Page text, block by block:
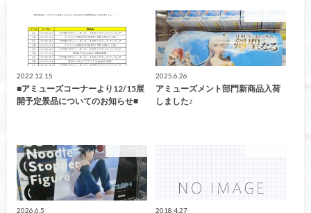
2022.12.15
■アミューズコーナーより12/15展
開予定景品についてのお知らせ■
2025.6.26
アミューズメント部門新商品入荷
しました♪
2026.6.5 2018.4.27